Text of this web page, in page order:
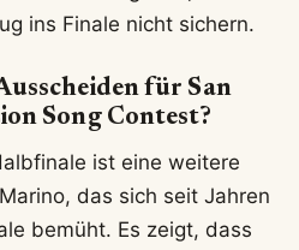
ins Finale nicht sichern.
für San
Song Contest?
ist eine weitere
das sich seit Jahren
bemüht. Es zeigt, dass